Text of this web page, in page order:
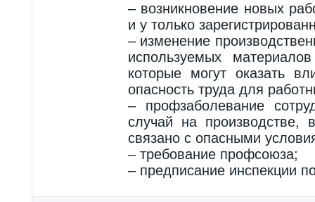
– возникновение новых
и у только
– изменение
используемых
которые могут оказать
опасность труда для
– профзаболевание
случай на производстве,
связано с опасными
– требование профсоюза;
– предписание инспекции